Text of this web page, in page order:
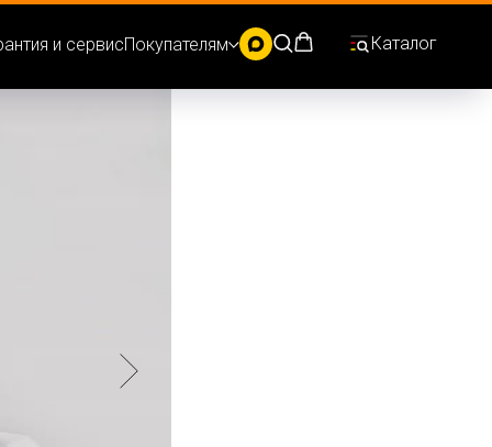
и сервисПокупателям Каталог